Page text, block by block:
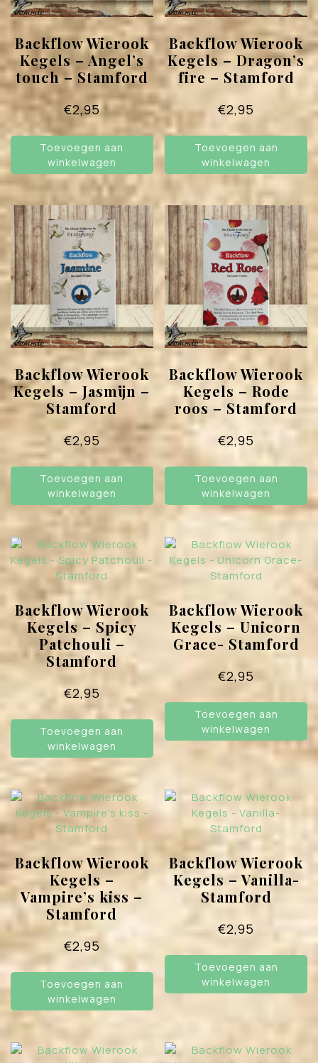
Backflow Wierook
Kegels – Angel’s
touch – Stamford
€2,95
Toevoegen aan
winkelwagen
Backflow Wierook
Kegels – Dragon’s
fire – Stamford
€2,95
Toevoegen aan
winkelwagen
Backflow Wierook
Kegels – Jasmijn –
Stamford
€2,95
Toevoegen aan
winkelwagen
Backflow Wierook
Kegels – Rode
roos – Stamford
€2,95
Toevoegen aan
winkelwagen
Backflow Wierook
Kegels – Spicy
Patchouli –
Stamford
€2,95
Toevoegen aan
winkelwagen
Backflow Wierook
Kegels – Unicorn
Grace- Stamford
€2,95
Toevoegen aan
winkelwagen
Backflow Wierook
Kegels –
Vampire’s kiss –
Stamford
€2,95
Toevoegen aan
winkelwagen
Backflow Wierook
Kegels – Vanilla-
Stamford
€2,95
Toevoegen aan
winkelwagen